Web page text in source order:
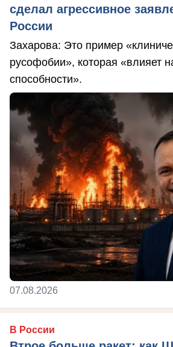
сделал агрессивное
России
Захарова: Это пример
русофобии», которая «влияет
способности».
07.08.2026
В России